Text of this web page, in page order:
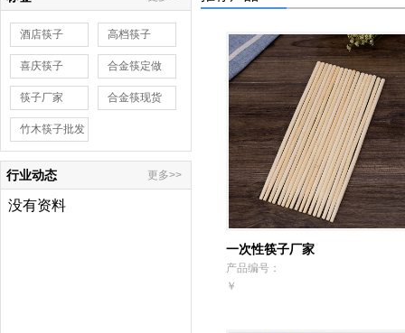
酒店筷子 高档筷子
喜庆筷子 合金筷定做
筷子厂家 合金筷现货
竹木筷子批发
更多>>
行业动态
没有资料
一次性筷子厂家
产品编号：
￥